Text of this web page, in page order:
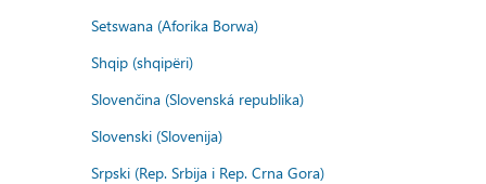
Setswana (Aforika Borwa)
Shqip (shqipëri)
Slovenčina (Slovenská republika)
Slovenski (Slovenija)
Srpski (Rep. Srbija i Rep. Crna Gora)